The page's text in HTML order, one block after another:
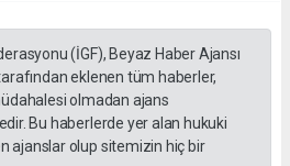
(İGF), Beyaz Haber Ajansı
eklenen tüm haberler,
olmadan ajans
Bu haberlerde yer alan hukuki
ajanslar olup sitemizin hiç bir